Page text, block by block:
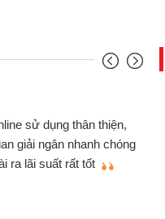
nên định cầm cố chiếc xe
gói vay tiền bằng CMND
nên rất tiện lợi, sẽ giới thiệu